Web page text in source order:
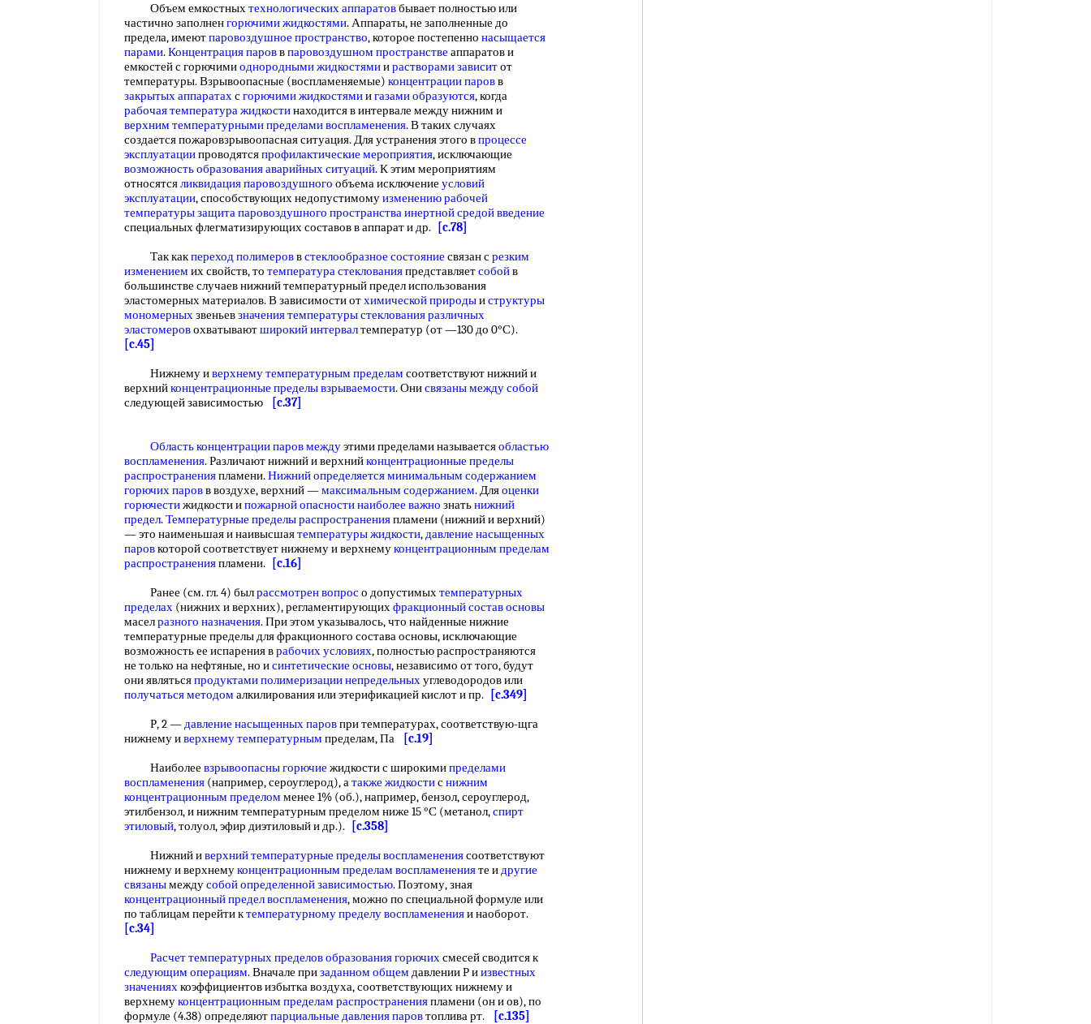
Объем емкостныхтехнологических аппаратовбывает полностью или
частично заполненгорючими жидкостями. Аппараты, не заполненные до
предела, имеютпаровоздушное пространство, которое постепенно насыщается
парами.Концентрация пароввпаровоздушном пространстве аппаратов и
емкостей с горючимиоднородными жидкостямиирастворами зависитот
температуры. Взрывоопасные (воспламеняемые) концентрации паровв
закрытых аппаратахсгорючими жидкостямиигазами образуются, когда
рабочая температура жидкостинаходится в интервале между нижним и
верхним температурными пределами воспламенения. В таких случаях
создается пожаровзрывоопасная ситуация. Для устранения этого впроцессе
эксплуатациипроводятсяпрофилактические мероприятия, исключающие
возможность образованияаварийных ситуаций. К этим мероприятиям
относятсяликвидация паровоздушного объема исключение условий
эксплуатации, способствующих недопустимомуизменению рабочей
температуры защитапаровоздушного пространстваинертной средой введение
специальных флегматизирующих составов в аппарат и др.
[c.78]
Так какпереход полимероввстеклообразное состояние связан срезким
изменением их свойств, то температура стеклованияпредставляетсобойв
большинстве случаев нижний температурный предел использования
эластомерных материалов. В зависимости отхимической природыиструктуры
мономерныхзвеньевзначения температуры стеклованияразличных
эластомеровохватываютширокий интервалтемператур (от —130 до 0°С).
[c.45]
Нижнему иверхнему температурным пределам соответствуют нижний и
верхнийконцентрационные пределы взрываемости. Онисвязаны междусобой
следующей зависимостью
[c.37]
Область концентрациипаров междуэтими пределами называетсяобластью
воспламенения. Различают нижний и верхнийконцентрационные пределы
распространенияпламени.Нижний определяетсяминимальным содержанием
горючих паровв воздухе, верхний —максимальным содержанием. Дляоценки
горючестижидкости ипожарной опасностинаиболее важно знатьнижний
предел.Температурные пределы распространенияпламени (нижний и верхний)
— это наименьшая и наивысшаятемпературы жидкости,давление насыщенных
паровкоторой соответствует нижнему и верхнемуконцентрационным пределам
распространенияпламени.
[c.16]
Ранее (см. гл. 4) былрассмотрен вопросо допустимыхтемпературных
пределах (нижних и верхних), регламентирующихфракционный состав основы
маселразного назначения. При этом указывалось, что найденные нижние
температурные пределы для фракционного состава основы, исключающие
возможность ее испарения врабочих условиях, полностью распространяются
не только на нефтяные, но исинтетические основы, независимо от того, будут
они являтьсяпродуктами полимеризации непредельныхуглеводородов или
получаться методом алкилирования или этерификацией кислот и пр.
[c.349]
Р, 2 —давление насыщенных паровпри температурах, соответствую-щга
нижнему иверхнему температурным пределам, Па
[c.19]
Наиболее взрывоопасны горючие жидкости с широкимипределами
воспламенения (например, сероуглерод), атакже жидкостиснижним
концентрационным пределом менее 1% (об.), например, бензол, сероуглерод,
этилбензол, и нижним температурным пределом ниже 15 °С (метанол,спирт
этиловый, толуол, эфир диэтиловый и др.).
[c.358]
Нижний иверхний температурные пределы воспламенениясоответствуют
нижнему и верхнемуконцентрационным пределам воспламененияте идругие
связанымеждусобойопределенной зависимостью. Поэтому, зная
концентрационный предел воспламенения, можно по специальной формуле или
по таблицам перейти ктемпературному пределу воспламененияи наоборот.
[c.34]
Расчет температурных пределовобразования горючихсмесей сводится к
следующим операциям. Вначале призаданном общем давлении Р иизвестных
значенияхкоэффициентов избытка воздуха, соответствующих нижнему и
верхнемуконцентрационным пределам распространенияпламени (он и ов), по
формуле (4.38) определяютпарциальные давления паровтоплива рт.
[c.135]